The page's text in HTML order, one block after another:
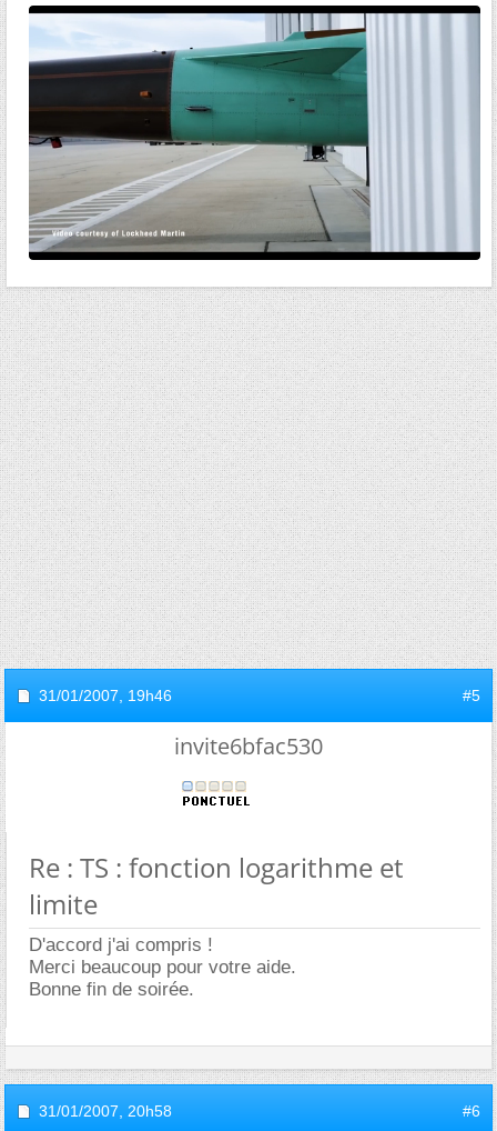
31/01/2007, 19h46 #5
invite6bfac530
Re : TS : fonction logarithme et
limite
D'accord j'ai compris !
Merci beaucoup pour votre aide.
Bonne fin de soirée.
31/01/2007, 20h58 #6